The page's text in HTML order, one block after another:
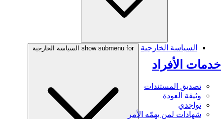
خدمات الأفراد
تصديق المستندات
وثيقة العودة
تواجدي
شهادات لمن يهمّه الأمر
السياسة الخارجية show submenu for السياسة الخارجية